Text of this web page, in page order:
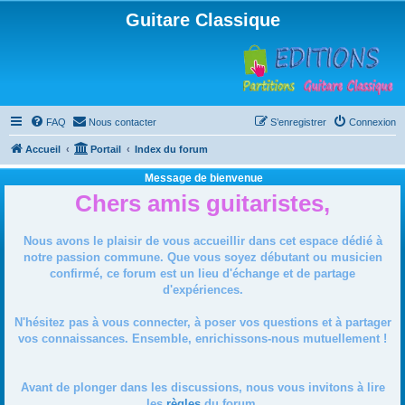
Guitare Classique
FAQ Nous contacter Connexion
S’enregistrer
Accueil Portail Index du forum
Message de bienvenue
Chers amis guitaristes,
Nous avons le plaisir de vous accueillir dans cet espace dédié à
notre passion commune. Que vous soyez débutant ou musicien
confirmé, ce forum est un lieu d'échange et de partage
d'expériences.
N'hésitez pas à vous connecter, à poser vos questions et à partager
vos connaissances. Ensemble, enrichissons-nous mutuellement !
Avant de plonger dans les discussions, nous vous invitons à lire